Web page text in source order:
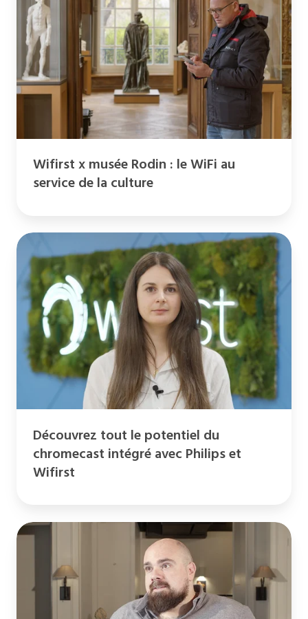
musée
Rodin
le
WiFi
de
culture
Wifirst x musée Rodin : le WiFi au
service de la culture
Découvrez
tout
le
potentiel
du
chromecast
intégré
avec
Wifirst
Découvrez tout le potentiel du
chromecast intégré avec Philips et
Wifirst
Wifirst
Gravity
Coliving